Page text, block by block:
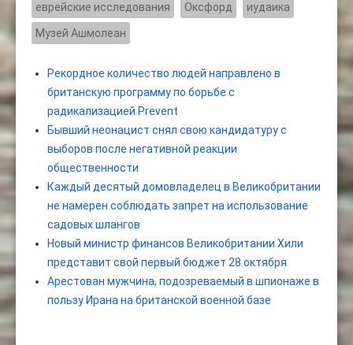
еврейские исследования Оксфорд иудаика
Музей Ашмолеан
Рекордное количество людей направлено в
британскую программу по борьбе с
радикализацией Prevent
Бывший неонацист снял свою кандидатуру с
выборов после негативной реакции
общественности
Каждый десятый домовладелец в Великобритании
не намерен соблюдать запрет на использование
садовых шлангов
Новый министр финансов Великобритании Хили
представит свой первый бюджет 28 октября
Арестован мужчина, подозреваемый в шпионаже в
пользу Ирана на британской военной базе